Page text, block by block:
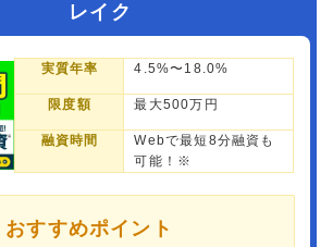
レイク
実質年率 4.5%〜18.0%
限度額 最大500万円
融資時間
Webで最短8分融資も
可能！※
おすすめポイント